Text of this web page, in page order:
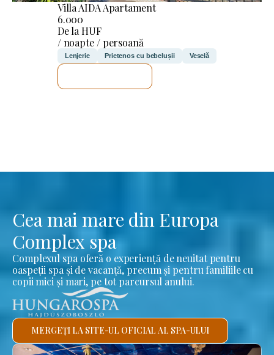
Villa AIDA Apartament
6.000
De la HUF
/ noapte / persoană
Lenjerie Prietenos cu bebelușii Veselă
Cea mai mare din Europa
Complex spa
Complexul spa oferă o experiență de neuitat pentru
oaspeții spa și de vacanță, precum și pentru familiile cu
copii mici și mari, pe tot parcursul anului.
MERGEȚI LA SITE-UL OFICIAL AL SPA-ULUI